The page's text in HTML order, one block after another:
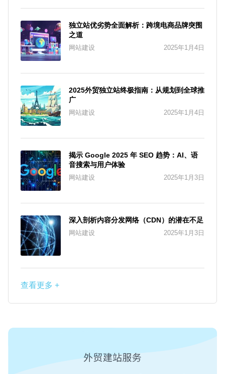
独立站优劣势全面解析：跨境电商品牌突围
之道
网站建设 2025年1月4日
2025外贸独立站终极指南：从规划到全球推
广
网站建设 2025年1月4日
揭示 Google 2025 年 SEO 趋势：AI、语
音搜索与用户体验
网站建设 2025年1月3日
深入剖析内容分发网络（CDN）的潜在不足
网站建设 2025年1月3日
查看更多 +